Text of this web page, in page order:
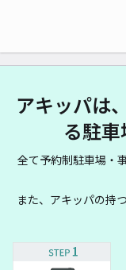
アキッパは
る駐
全て予約制駐車場・
また、アキッパの持